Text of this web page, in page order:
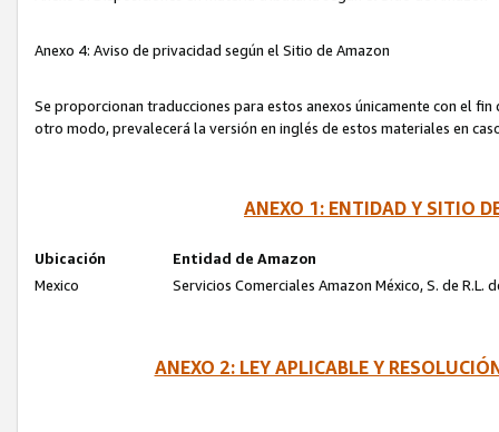
Anexo 4: Aviso de privacidad según el Sitio de Amazon
Se proporcionan traducciones para estos anexos únicamente con el
otro modo, prevalecerá la versión en inglés de estos materiales en
ANEXO 1: ENTIDAD Y SITIO
Ubicación
Entidad de Amazon
Mexico
Servicios Comerciales Amazon México, S. de R.L.
ANEXO 2: LEY APLICABLE Y